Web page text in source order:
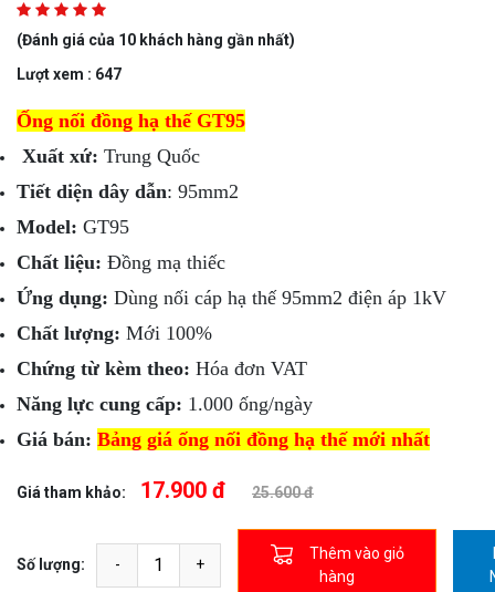
(Đánh giá của 10 khách hàng gần nhất)
Lượt xem : 647
Ống nối đồng hạ thế GT95
Xuất xứ: Trung Quốc
Tiết diện dây dẫn: 95mm2
Model: GT95
Chất liệu: Đồng mạ thiếc
Ứng dụng: Dùng nối cáp hạ thế 95mm2 điện áp 1kV
Chất lượng: Mới 100%
Chứng từ kèm theo: Hóa đơn VAT
Năng lực cung cấp: 1.000 ống/ngày
Giá bán: Bảng giá ống nối đồng hạ thế mới nhất
Giá tham khảo: 17.900 đ 25.600 đ
Số lượng:
Thêm vào giỏ
hàng